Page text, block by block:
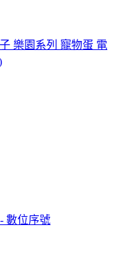
樂園系列 寵物蛋 電
數位序號